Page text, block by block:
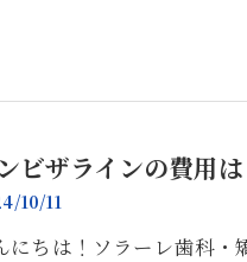
ビザラインの費用
10/11
にちは！ソラーレ歯科